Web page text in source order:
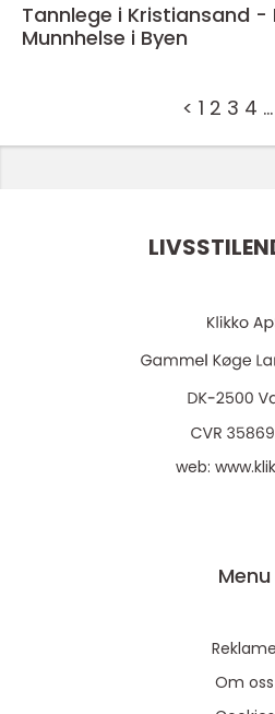
Tannlege i Kristiansand -
Munnhelse i Byen
< 1 2 3 4 …
web:
Menu
Reklame
Om oss